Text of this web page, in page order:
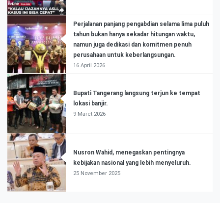
Perjalanan panjang pengabdian selama lima puluh
tahun bukan hanya sekadar hitungan waktu,
namun juga dedikasi dan komitmen penuh
perusahaan untuk keberlangsungan.
16 April 2026
Bupati Tangerang langsung terjun ke tempat
lokasi banjir.
9 Maret 2026
Nusron Wahid, menegaskan pentingnya
kebijakan nasional yang lebih menyeluruh.
25 November 2025